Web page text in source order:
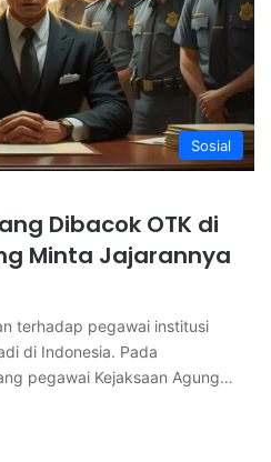
Sosial
Dibacok OTK di
Minta Jajarannya
terhadap pegawai institusi
di Indonesia. Pada
pegawai Kejaksaan Agung…